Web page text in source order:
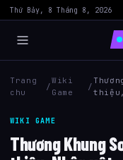
Thứ Bảy, 8 Tháng 8, 2026
Trang
chu
/
Wiki
Game
/
WIKI GAME
Thương Khung